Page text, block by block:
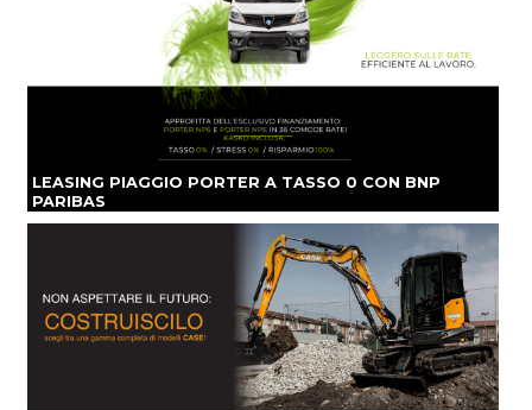
LEASING PIAGGIO PORTER A TASSO 0 CON BNP
PARIBAS